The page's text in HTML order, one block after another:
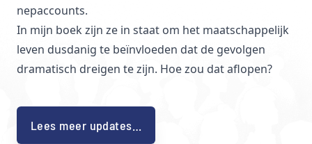
nepaccounts.
In mijn boek zijn ze in staat om het maatschappelijk
leven dusdanig te beïnvloeden dat de gevolgen
dramatisch dreigen te zijn. Hoe zou dat aflopen?
Lees meer updates…